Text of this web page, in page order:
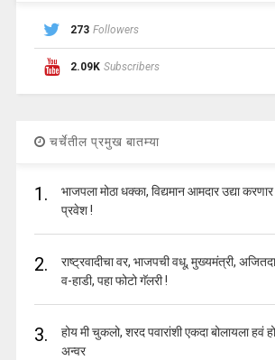
273 Followers
2.09K Subscribers
चर्चेतील प्रमुख बातम्या
1.
भाजपला मोठा धक्का, विद्यमान आमदार उद्या करणार
प्रवेश !
2.
राष्ट्रवादीचा वर, भाजपची वधू, मुख्यमंत्री,
व-हाडी, पहा फोटो गॅलरी !
3.
होय मी चुकलो, शरद पवारांशी एकदा बोलायला हवं
अन्वर